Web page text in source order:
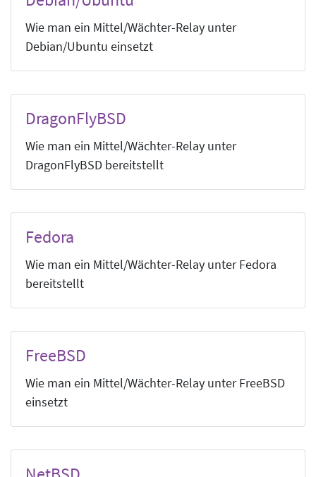
Wie man ein Mittel/Wächter-Relay unter
Debian/Ubuntu einsetzt
DragonFlyBSD
Wie man ein Mittel/Wächter-Relay unter
DragonFlyBSD bereitstellt
Fedora
Wie man ein Mittel/Wächter-Relay unter Fedora
bereitstellt
FreeBSD
Wie man ein Mittel/Wächter-Relay unter FreeBSD
einsetzt